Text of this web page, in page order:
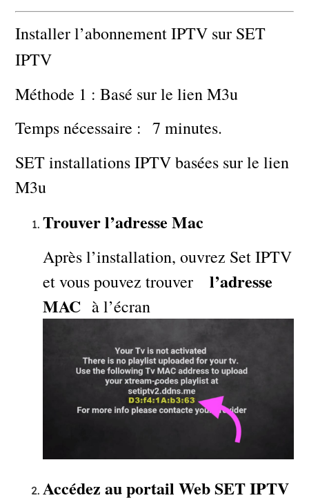
Installer l’abonnement IPTV sur SET
IPTV
Méthode 1 : Basé sur le lien M3u
Temps nécessaire : 7 minutes.
SET installations IPTV basées sur le lien
M3u
Trouver l’adresse Mac
Après l’installation, ouvrez Set IPTV
et vous pouvez trouverl’adresse
MAC à l’écran
Accédez au portail Web SET IPTV